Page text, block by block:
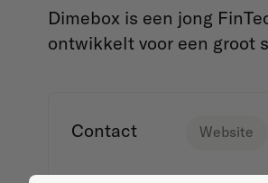
Dimebox is een jong
ontwikkelt voor een groot
Contact Website